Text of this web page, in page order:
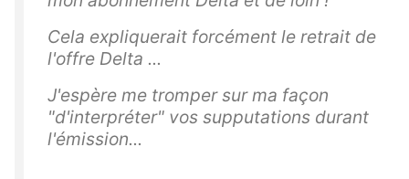
Cela expliquerait forcément le retrait de
l'offre Delta ...
J'espère me tromper sur ma façon
"d'interpréter" vos supputations durant
l'émission...